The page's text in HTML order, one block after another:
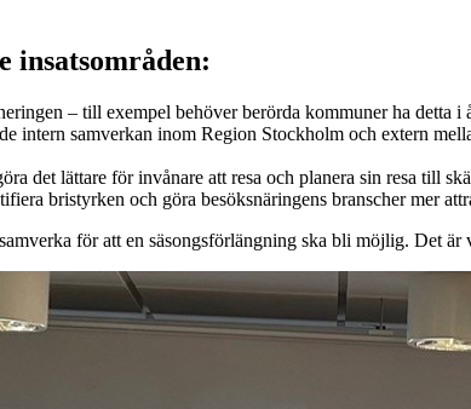
insatsområden:
– till exempel behöver berörda kommuner ha detta
intern samverkan inom Region Stockholm och extern
det lättare för invånare att resa och planera sin resa till
bristyrken och göra besöksnäringens branscher mer
för att en säsongsförlängning ska bli möjlig. Det